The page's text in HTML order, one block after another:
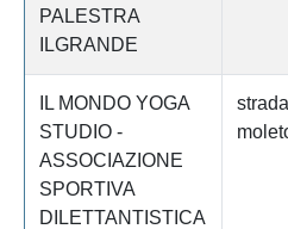
PALESTRA
ILGRANDE
IL MONDO YOGA
STUDIO -
ASSOCIAZIONE
SPORTIVA
DILETTANTISTICA